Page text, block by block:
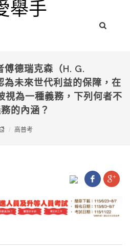
傅德瑞克森（H. G.
為未來世代利益的保障，在
視為一種義務，下列何者不
務的內涵？
高普考